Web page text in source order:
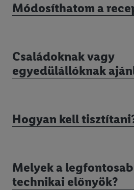
Módosíthatom a
Családoknak vagy
egyedülállóknak
Hogyan kell
Melyek a
technikai előnyök?